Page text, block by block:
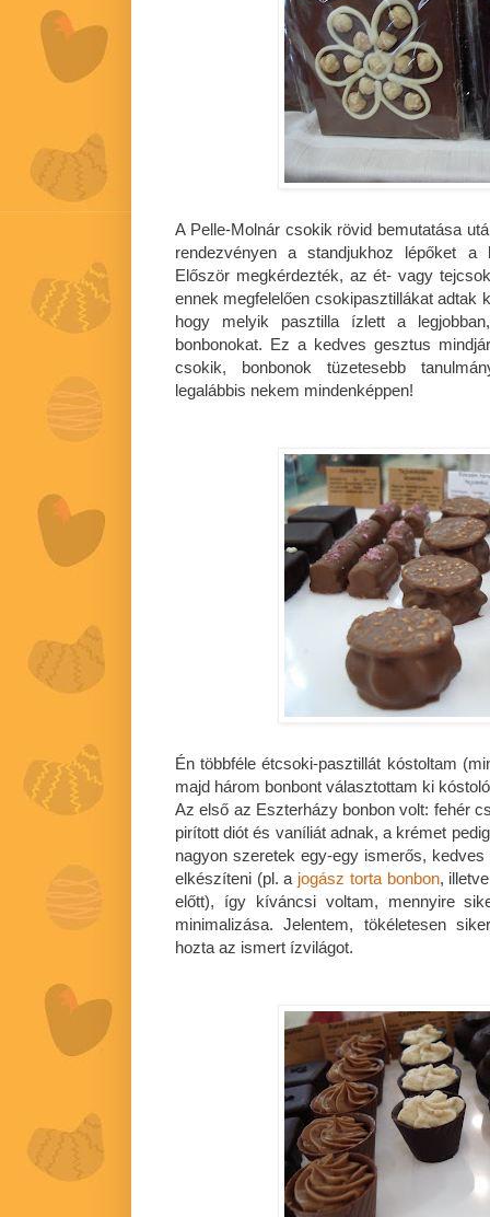
A Pelle-Molnár csokik rövid bemutatása
rendezvényen a standjukhoz lépőket a
Először megkérdezték, az ét- vagy
ennek megfelelően csokipasztillákat adtak
hogy melyik pasztilla ízlett a
bonbonokat. Ez a kedves gesztus
csokik, bonbonok tüzetesebb
legalábbis nekem mindenképpen!
Én többféle étcsoki-pasztillát kóstoltam
majd három bonbont választottam ki
Az első az Eszterházy bonbon volt: fehér
pirított diót és vaníliát adnak, a krémet
nagyon szeretek egy-egy ismerős,
elkészíteni (pl. a jogász torta bonbon,
előtt), így kíváncsi voltam, mennyire
minimalizása. Jelentem, tökéletesen
hozta az ismert ízvilágot.